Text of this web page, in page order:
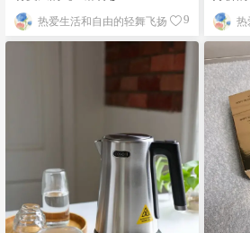
热爱生活和自由的轻舞飞扬 9
麻衬